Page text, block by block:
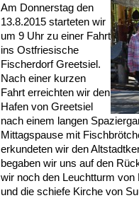
Am Donnerstag den
13.8.2015 starteten wir
um 9 Uhr zu einer Fahrt
ins Ostfriesische
Fischerdorf Greetsiel.
Nach einer kurzen
Fahrt erreichten wir den
Hafen von Greetsiel
nach einem langen
Mittagspause mit
erkundeten wir den
begaben wir uns auf den
wir noch den Leuchtturm
und die schiefe Kirche von